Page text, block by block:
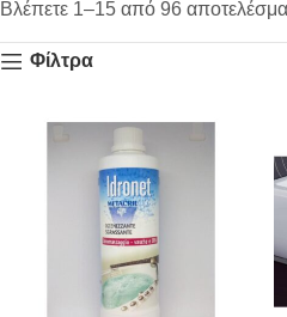
Βλέπετε 1–15 από 96
Φίλτρα